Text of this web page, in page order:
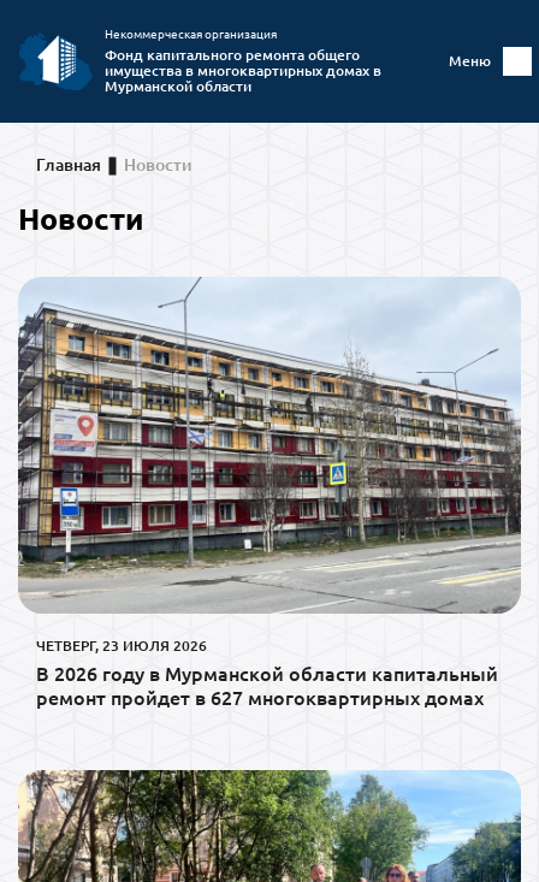
Некоммерческая организация
Фонд капитального ремонта общего
имущества в многоквартирных домах в
Мурманской области
Меню
Главная Новости
Новости
ЧЕТВЕРГ, 23 ИЮЛЯ 2026
В 2026 году в Мурманской области капитальный
ремонт пройдет в 627 многоквартирных домах